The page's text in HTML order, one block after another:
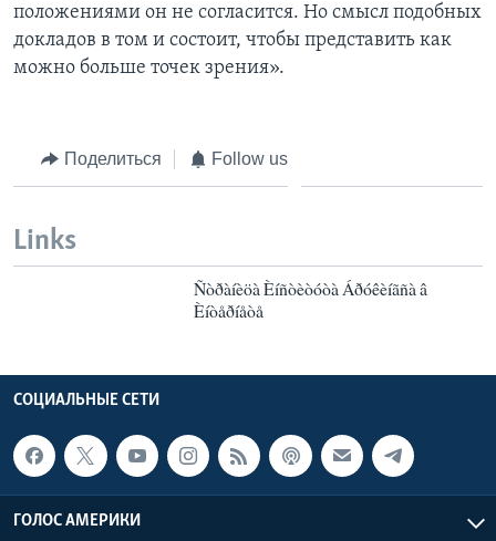
положениями он не согласится. Но смысл подобных
докладов в том и состоит, чтобы представить как
можно больше точек зрения».
Поделиться Follow us
Links
Ñòðàíèöà Èíñòèòóòà Áðóêèíãñà â
Èíòåðíåòå
СОЦИАЛЬНЫЕ СЕТИ
ГОЛОС АМЕРИКИ